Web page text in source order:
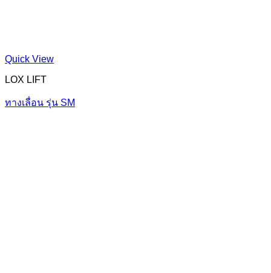
Quick View
LOX LIFT
ทางเลื่อน รุ่น SM